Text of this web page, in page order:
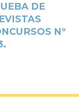
DE
Nº